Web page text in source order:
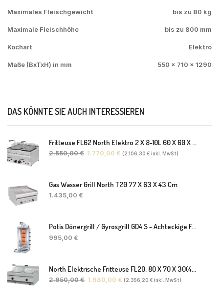
Maximales Fleischgewicht bis zu 80 kg
Maximale Fleischhöhe bis zu 800 mm
Kochart Elektro
Maße (BxTxH) in mm 550 x 710 x 1290
DAS KÖNNTE SIE AUCH INTERESSIEREN
Fritteuse FL62 North Elektro 2 X 8-10L 60 X 60 X 30(38) Cm
2.550,00€ 1.770,00 € (2.106,30 € inkl. MwSt)
Gas Wasser Grill North T20 77 X 63 X 43 Cm
1.435,00 €
Potis Dönergrill / Gyrosgrill GD4 S - Achteckige Fettwanne-Ohne Schaufel
995,00 €
North Elektrische Fritteuse FL20. 80 X 70 X 30(46) Cm
2.950,00€ 1.980,00 € (2.356,20 € inkl. MwSt)